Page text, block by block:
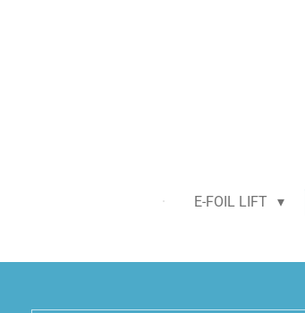
E-FOIL LIFT